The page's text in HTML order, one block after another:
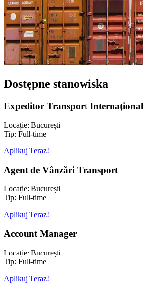
Dostępne stanowiska
Expeditor Transport Internațional
Locație: București
Tip: Full-time
Aplikuj Teraz!
Agent de Vânzări Transport
Locație: București
Tip: Full-time
Aplikuj Teraz!
Account Manager
Locație: București
Tip: Full-time
Aplikuj Teraz!